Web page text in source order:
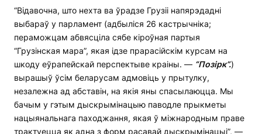
“Відавочна, што нехта ва ўрадзе Грузіі напярэдадні
выбараў у парламент (адбыліся 26 кастрычніка;
пераможцам абвясціла сябе кіроўная партыя
“Грузінская мара”, якая ідзе прарасійскім курсам на
шкоду еўрапейскай перспектыве краіны. — “Позірк”.)
вырашыў ўсім беларусам адмовіць у прытулку,
незалежна ад абставін, на якія яны спасылаюцца. Мы
бачым у гэтым дыскрымінацыю паводле прыкметы
нацыянальнага паходжання, якая ў міжнародным праве
трактуецца як адна з форм расавай дыскрымінацыі”, —